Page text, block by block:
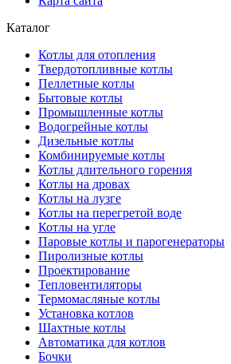
Каталог
Котлы для отопления
Твердотопливные котлы
Пеллетные котлы
Бытовые котлы
Промышленные котлы
Водогрейные котлы
Дизельные котлы
Комбинируемые котлы
Котлы длительного горения
Котлы на дровах
Котлы на лузге
Котлы на перегретой воде
Котлы на угле
Паровые котлы и парогенераторы
Пиролизные котлы
Проектирование
Тепловентиляторы
Термомасляные котлы
Установка котлов
Шахтные котлы
Автоматика для котлов
Бочки